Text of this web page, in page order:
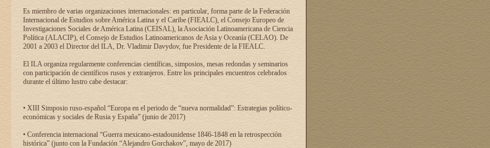
Es miembro de varias organizaciones internacionales: en particular, forma parte de la Federación
Internacional de Estudios sobre América Latina y el Caribe (FIEALC), el Consejo Europeo de
Investigaciones Sociales de América Latina (CEISAL), la Asociación Latinoamericana de Ciencia
Política (ALACIP), el Consejo de Estudios Latinoamericanos de Asia y Oceanía (CELAO). De
2001 a 2003 el Director del ILA, Dr. Vladimir Davydov, fue Presidente de la FIEALC.
El ILA organiza regularmente conferencias científicas, simposios, mesas redondas y seminarios
con participación de científicos rusos y extranjeros. Entre los principales encuentros celebrados
durante el último lustro cabe destacar:
• XIII Simposio ruso-español “Europa en el periodo de “nueva normalidad”: Estrategias político-
económicas y sociales de Rusia y España” (junio de 2017)
• Conferencia internacional “Guerra mexicano-estadounidense 1846-1848 en la retrospección
histórica” (junto con la Fundación “Alejandro Gorchakov”, mayo de 2017)